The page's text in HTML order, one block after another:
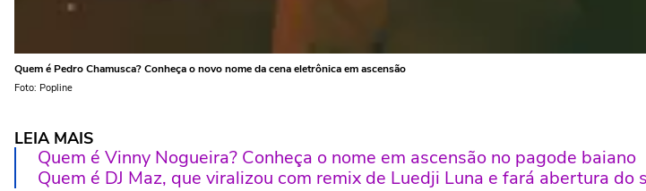
Quem é Pedro Chamusca? Conheça o novo nome da cena eletrônica em ascensão
Foto: Popline
LEIA MAIS
Quem é Vinny Nogueira? Conheça o nome em ascensão no pagode baiano
Quem é DJ Maz, que viralizou com remix de Luedji Luna e fará abertura do